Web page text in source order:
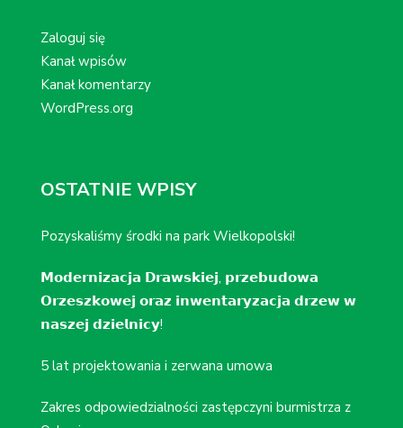
Zaloguj się
Kanał wpisów
Kanał komentarzy
WordPress.org
OSTATNIE WPISY
Pozyskaliśmy środki na park Wielkopolski!
𝗠𝗼𝗱𝗲𝗿𝗻𝗶𝘇𝗮𝗰𝗷𝗮 𝗗𝗿𝗮𝘄𝘀𝗸𝗶𝗲𝗷, 𝗽𝗿𝘇𝗲𝗯𝘂𝗱𝗼𝘄𝗮
𝗢𝗿𝘇𝗲𝘀𝘇𝗸𝗼𝘄𝗲𝗷 𝗼𝗿𝗮𝘇 𝗶𝗻𝘄𝗲𝗻𝘁𝗮𝗿𝘆𝘇𝗮𝗰𝗷𝗮 𝗱𝗿𝘇𝗲𝘄 𝘄
𝗻𝗮𝘀𝘇𝗲𝗷 𝗱𝘇𝗶𝗲𝗹𝗻𝗶𝗰𝘆!
5 lat projektowania i zerwana umowa
Zakres odpowiedzialności zastępczyni burmistrza z